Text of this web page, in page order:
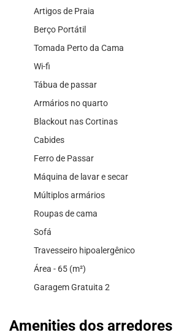
Artigos de Praia
Berço Portátil
Tomada Perto da Cama
Wi-fi
Tábua de passar
Armários no quarto
Blackout nas Cortinas
Cabides
Ferro de Passar
Máquina de lavar e secar
Múltiplos armários
Roupas de cama
Sofá
Travesseiro hipoalergênico
Área - 65 (m²)
Garagem Gratuita 2
Amenities dos arredores